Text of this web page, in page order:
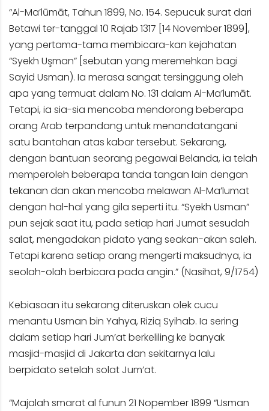
“Al-Ma’lūmāt, Tahun 1899, No. 154. Sepucuk surat dari
Betawi ter-tanggal 10 Rajab 1317 [14 November 1899],
yang pertama-tama membicara-kan kejahatan
“Syekh Uşman” [sebutan yang meremehkan bagi
Sayid Usman). Ia merasa sangat tersinggung oleh
apa yang termuat dalam No. 131 dalam Al-Ma’lumāt.
Tetapi, ia sia-sia mencoba mendorong beberapa
orang Arab terpandang untuk menandatangani
satu bantahan atas kabar tersebut. Sekarang,
dengan bantuan seorang pegawai Belanda, ia telah
memperoleh beberapa tanda tangan lain dengan
tekanan dan akan mencoba melawan Al-Ma’lumat
dengan hal-hal yang gila seperti itu. “Syekh Usman”
pun sejak saat itu, pada setiap hari Jumat sesudah
salat, mengadakan pidato yang seakan-akan saleh.
Tetapi karena setiap orang mengerti maksudnya, ia
seolah-olah berbicara pada angin.” (Nasihat, 9/1754)
Kebiasaan itu sekarang diteruskan olek cucu
menantu Usman bin Yahya, Riziq Syihab. Ia sering
dalam setiap hari Jum’at berkeliling ke banyak
masjid-masjid di Jakarta dan sekitarnya lalu
berpidato setelah solat Jum’at.
“Majalah smarat al funun 21 Nopember 1899 “Usman